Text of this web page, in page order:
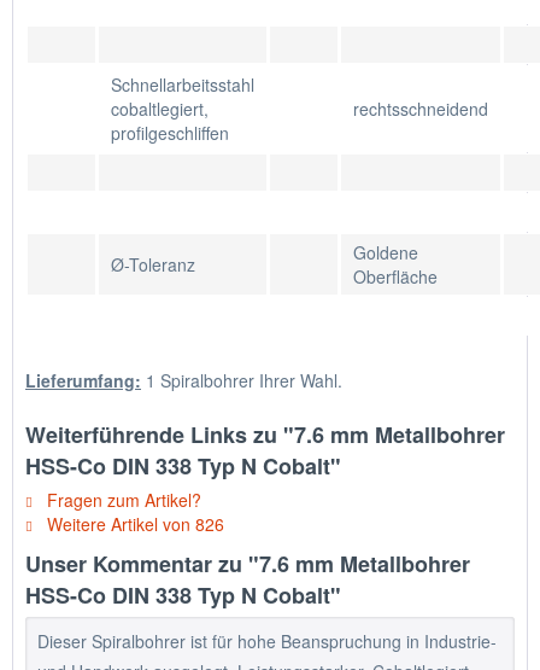
Schnellarbeitsstahl
cobaltlegiert,
profilgeschliffen
rechtsschneidend
Ø-Toleranz
Goldene
Oberfläche
Lieferumfang: 1 Spiralbohrer Ihrer Wahl.
Weiterführende Links zu "7.6 mm Metallbohrer
HSS-Co DIN 338 Typ N Cobalt"
Fragen zum Artikel?
Weitere Artikel von 826
Unser Kommentar zu "7.6 mm Metallbohrer
HSS-Co DIN 338 Typ N Cobalt"
Dieser Spiralbohrer ist für hohe Beanspruchung in Industrie-